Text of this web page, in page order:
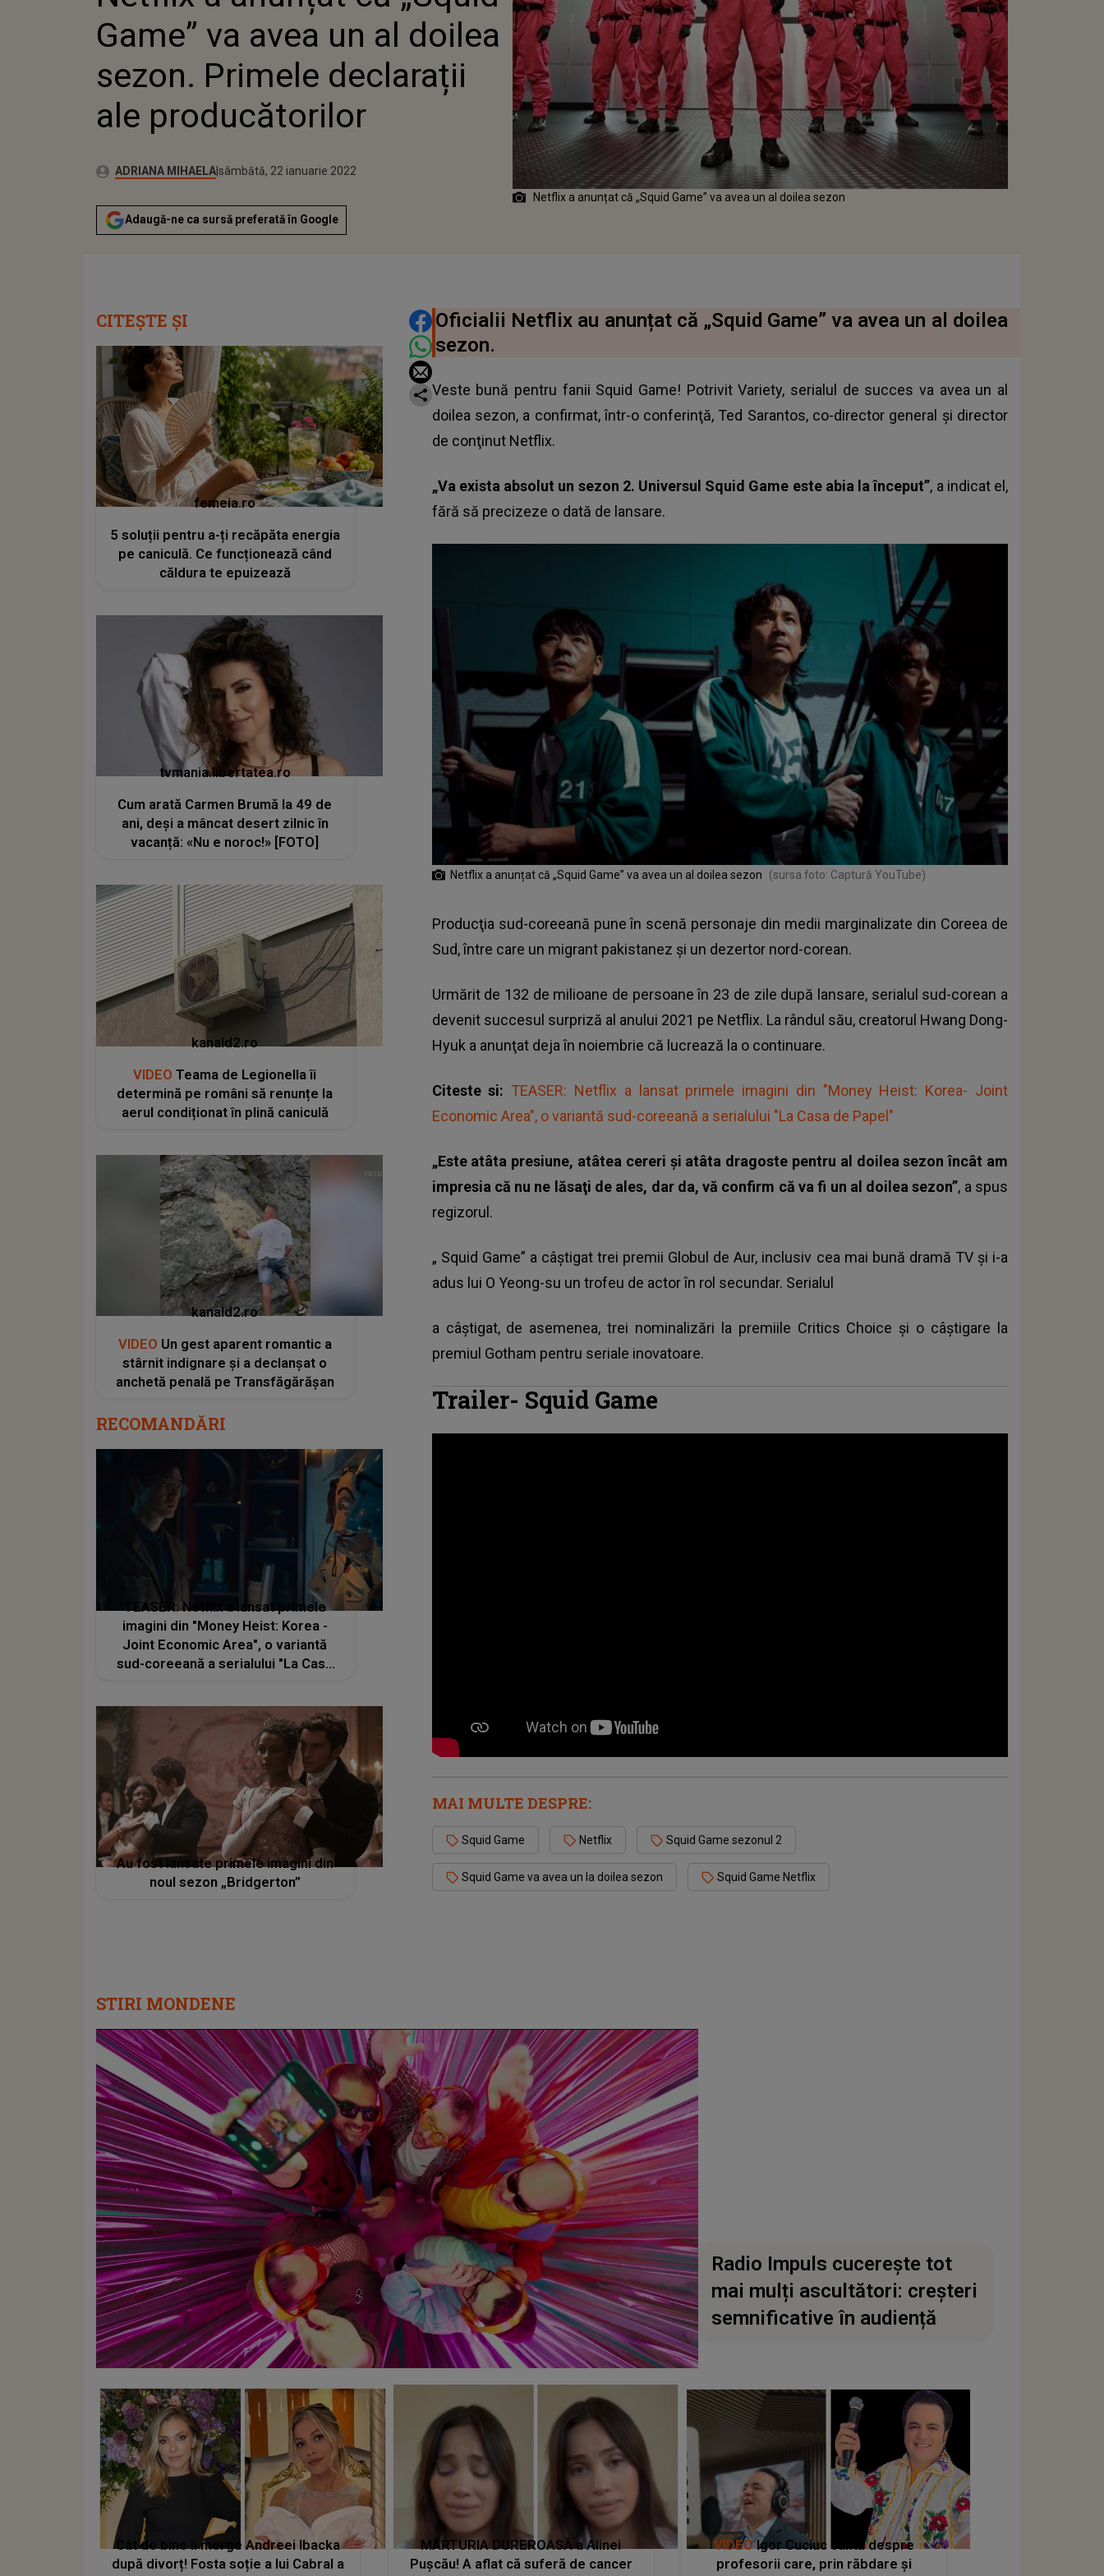
Game” va avea un al doilea
sezon. Primele declarații
ale producătorilor
Autor:ADRIANA MIHAELAPublicat:
vineri, 21 ianuarie 2022
Actualizat:
sâmbătă, 22 ianuarie 2022
Adaugă-ne ca sursă preferată în Google
Netflix a anunțat că „Squid Game” va avea un al doilea sezon
DISTRIBUIE ARTICOLUL
Oficialii Netflix au anunțat că „Squid Game” va avea un al doilea
sezon.
Veste bună pentru fanii Squid Game! Potrivit Variety, serialul de succes va avea un al
doilea sezon, a confirmat, într-o conferinţă, Ted Sarantos, co-director general şi director
de conţinut Netflix.
„Va exista absolut un sezon 2. Universul Squid Game este abia la început”, a indicat el,
fără să precizeze o dată de lansare.
Netflix a anunțat că „Squid Game” va avea un al doilea sezon (sursa foto: Captură YouTube)
Producţia sud-coreeană pune în scenă personaje din medii marginalizate din Coreea de
Sud, între care un migrant pakistanez şi un dezertor nord-corean.
Urmărit de 132 de milioane de persoane în 23 de zile după lansare, serialul sud-corean a
devenit succesul surpriză al anului 2021 pe Netflix. La rândul său, creatorul Hwang Dong-
Hyuk a anunţat deja în noiembrie că lucrează la o continuare.
Citeste si: TEASER: Netflix a lansat primele imagini din "Money Heist: Korea- Joint
Economic Area", o variantă sud-coreeană a serialului "La Casa de Papel"
„Este atâta presiune, atâtea cereri şi atâta dragoste pentru al doilea sezon încât am
impresia că nu ne lăsaţi de ales, dar da, vă confirm că va fi un al doilea sezon”, a spus
regizorul.
„ Squid Game” a câștigat trei premii Globul de Aur, inclusiv cea mai bună dramă TV și i-a
adus lui O Yeong-su un trofeu de actor în rol secundar. Serialul
a câștigat, de asemenea, trei nominalizări la premiile Critics Choice și o câștigare la
premiul Gotham pentru seriale inovatoare.
Trailer- Squid Game
MAI MULTE DESPRE:
Squid Game Netflix Squid Game sezonul 2
Squid Game va avea un la doilea sezon Squid Game Netflix
CITEȘTE ȘI
femeia.ro
5 soluții pentru a-ți recăpăta energia
pe caniculă. Ce funcționează când
căldura te epuizează
tvmania.libertatea.ro
Cum arată Carmen Brumă la 49 de
ani, deși a mâncat desert zilnic în
vacanță: «Nu e noroc!» [FOTO]
kanald2.ro
VIDEO Teama de Legionella îi
determină pe români să renunțe la
aerul condiționat în plină caniculă
kanald2.ro
VIDEO Un gest aparent romantic a
stârnit indignare și a declanșat o
anchetă penală pe Transfăgărășan
RECOMANDĂRI
TEASER: Netflix a lansat primele
imagini din "Money Heist: Korea -
Joint Economic Area", o variantă
sud-coreeană a serialului "La Casa
Au fost lansate primele imagini din
noul sezon „Bridgerton”
STIRI MONDENE
Radio Impuls cucerește tot
mai mulți ascultători: creșteri
semnificative în audiență
Cât de bine îi merge Andreei Ibacka
după divorț! Fosta soție a lui Cabral a
MĂRTURIA DUREROASĂ a Alinei
Pușcău! A aflat că suferă de cancer
VIDEOIgor Cuciuc cântă despre
profesorii care, prin răbdare și